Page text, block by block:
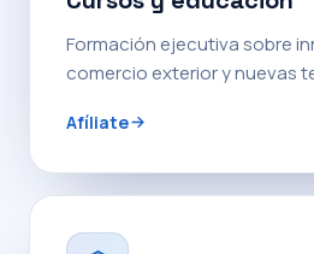
Formación ejecutiva sobre
comercio exterior y nuevas
Afíliate